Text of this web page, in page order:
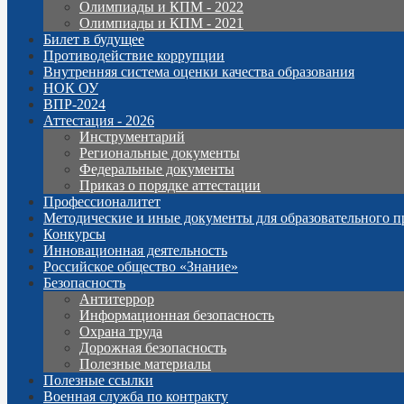
Олимпиады и КПМ - 2022
Олимпиады и КПМ - 2021
Билет в будущее
Противодействие коррупции
Внутренняя система оценки качества образования
НОК ОУ
ВПР-2024
Аттестация - 2026
Инструментарий
Региональные документы
Федеральные документы
Приказ о порядке аттестации
Профессионалитет
Методические и иные документы для образовательного
Конкурсы
Инновационная деятельность
Российское общество «Знание»
Безопасность
Антитеррор
Информационная безопасность
Охрана труда
Дорожная безопасность
Полезные материалы
Полезные ссылки
Военная служба по контракту